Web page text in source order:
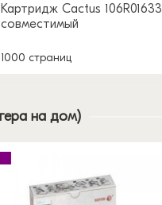
Картридж Cactus 106R01633
совместимый
1000 страниц
на дом)